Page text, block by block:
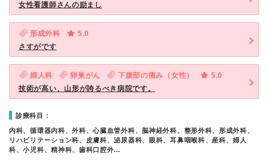
女性看護師さんの励まし
形成外科
5.0
さすがです
婦人科 卵巣がん 下腹部の痛み（女性）
5.0
技術が高い、山形が誇るべき病院です。
診療科目：
内科、循環器内科、外科、心臓血管外科、脳神経外科、整形外科、形成外科、
リハビリテーション科、皮膚科、泌尿器科、眼科、耳鼻咽喉科、産科、婦人
科、小児科、精神科、歯科口腔外…